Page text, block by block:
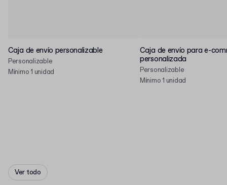
Caja de envío personalizable
Personalizable
Mínimo 1 unidad
Caja de envío para e-
personalizada
Personalizable
Mínimo 1 unidad
Ver todo